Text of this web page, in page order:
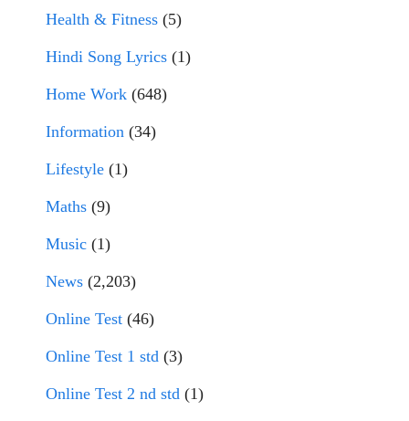
Health & Fitness (5)
Hindi Song Lyrics (1)
Home Work (648)
Information (34)
Lifestyle (1)
Maths (9)
Music (1)
News (2,203)
Online Test (46)
Online Test 1 std (3)
Online Test 2 nd std (1)